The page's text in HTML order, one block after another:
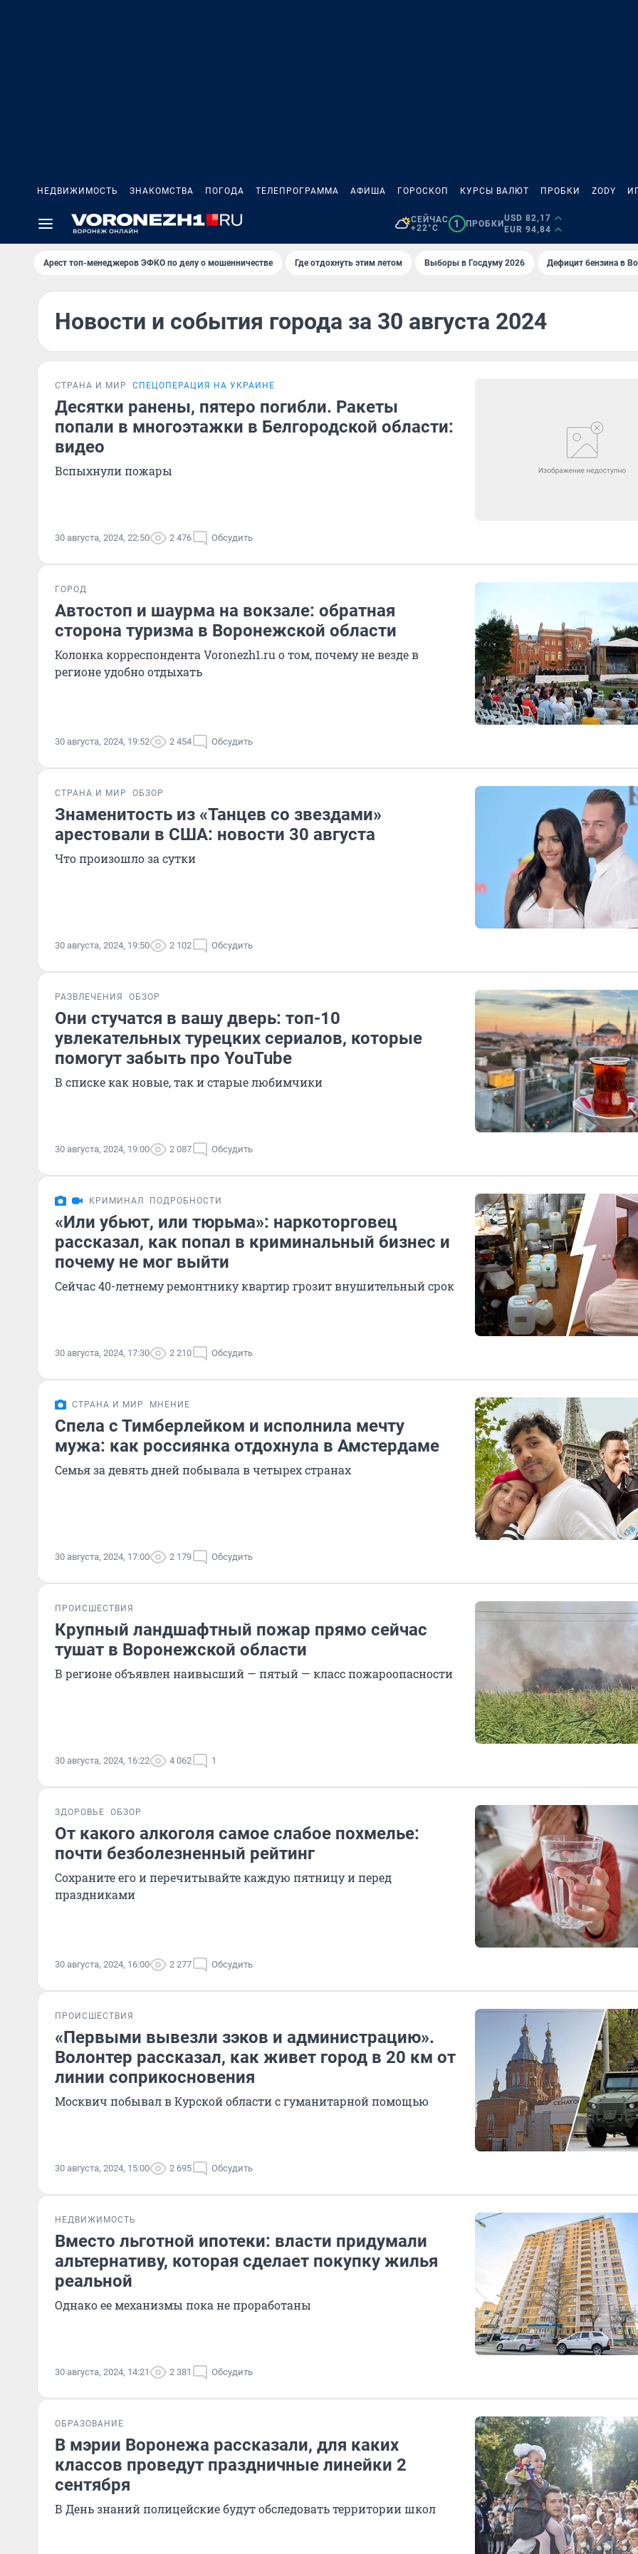
НЕДВИЖИМОСТЬ ЗНАКОМСТВА ПОГОДА ТЕЛЕПРОГРАММА АФИША ГОРОСКОП КУРСЫ ВАЛЮТ ПРОБКИ ZODY
СЕЙЧАС
+22°C
1 ПРОБКИ
USD 82,17
EUR 94,84
Арест топ-менеджеров ЭФКО по делу о мошенничестве Где отдохнуть этим летом Выборы в Госдуму 2026 Дефицит бензина в
Новости и события города за 30 августа 2024
СТРАНА И МИР СПЕЦОПЕРАЦИЯ НА УКРАИНЕ
Десятки ранены, пятеро погибли. Ракеты
попали в многоэтажки в Белгородской области:
видео
Вспыхнули пожары
30 августа, 2024, 22:50 2 476 Обсудить
ГОРОД
Автостоп и шаурма на вокзале: обратная
сторона туризма в Воронежской области
Колонка корреспондента Voronezh1.ru о том, почему не везде в
регионе удобно отдыхать
30 августа, 2024, 19:52 2 454 Обсудить
СТРАНА И МИР ОБЗОР
Знаменитость из «Танцев со звездами»
арестовали в США: новости 30 августа
Что произошло за сутки
30 августа, 2024, 19:50 2 102 Обсудить
РАЗВЛЕЧЕНИЯ ОБЗОР
Они стучатся в вашу дверь: топ-10
увлекательных турецких сериалов, которые
помогут забыть про YouTube
В списке как новые, так и старые любимчики
30 августа, 2024, 19:00 2 087 Обсудить
КРИМИНАЛ ПОДРОБНОСТИ
«Или убьют, или тюрьма»: наркоторговец
рассказал, как попал в криминальный бизнес и
почему не мог выйти
Сейчас 40-летнему ремонтнику квартир грозит внушительный срок
30 августа, 2024, 17:30 2 210 Обсудить
СТРАНА И МИР МНЕНИЕ
Спела с Тимберлейком и исполнила мечту
мужа: как россиянка отдохнула в Амстердаме
Семья за девять дней побывала в четырех странах
30 августа, 2024, 17:00 2 179 Обсудить
ПРОИСШЕСТВИЯ
Крупный ландшафтный пожар прямо сейчас
тушат в Воронежской области
В регионе объявлен наивысший — пятый — класс пожароопасности
30 августа, 2024, 16:22 4 062 1
ЗДОРОВЬЕ ОБЗОР
От какого алкоголя самое слабое похмелье:
почти безболезненный рейтинг
Сохраните его и перечитывайте каждую пятницу и перед
праздниками
30 августа, 2024, 16:00 2 277 Обсудить
ПРОИСШЕСТВИЯ
«Первыми вывезли зэков и администрацию».
Волонтер рассказал, как живет город в 20 км от
линии соприкосновения
Москвич побывал в Курской области с гуманитарной помощью
30 августа, 2024, 15:00 2 695 Обсудить
НЕДВИЖИМОСТЬ
Вместо льготной ипотеки: власти придумали
альтернативу, которая сделает покупку жилья
реальной
Однако ее механизмы пока не проработаны
30 августа, 2024, 14:21 2 381 Обсудить
ОБРАЗОВАНИЕ
В мэрии Воронежа рассказали, для каких
классов проведут праздничные линейки 2
сентября
В День знаний полицейские будут обследовать территории школ